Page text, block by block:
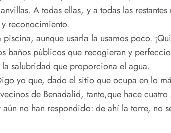
A todas ellas, y a todas las
reconocimiento.
aunque usarla la usamos poco.
públicos que recogieran y
salubridad que proporciona el agua.
yo que, dado el sitio que ocupa en lo
de Benadalid, tanto,que hace
no han respondido: de ahí la torre, no